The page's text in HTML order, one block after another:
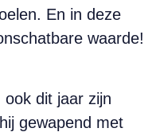
En in deze
waarde!
dit jaar zijn
gewapend met